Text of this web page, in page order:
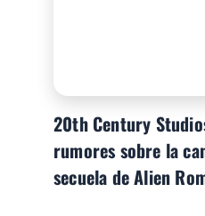
20th Century
rumores sobre la
secuela de Alien